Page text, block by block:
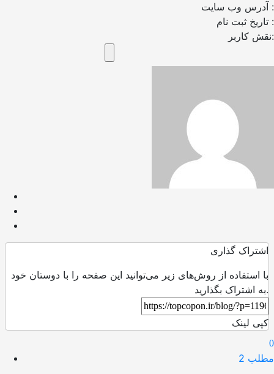
آدرس وب سایت :
تاریخ ثبت نام :
نقش کاربر:
اشتراک گذاری
با استفاده از روش‌های زیر می‌توانید این صفحه را با دوستان خود
به اشتراک بگذارید.
کپی لینک
0
مطلب 2